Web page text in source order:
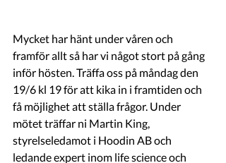
Mycket har hänt under våren och
framför allt så har vi något stort på gång
inför hösten. Träffa oss på måndag den
19/6 kl 19 för att kika in i framtiden och
få möjlighet att ställa frågor. Under
mötet träffar ni Martin King,
styrelseledamot i Hoodin AB och
ledande expert inom life science och